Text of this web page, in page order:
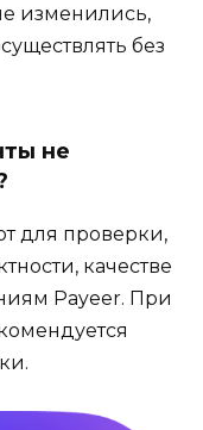
изменились,
без
не
для проверки,
качестве
Payeer. При